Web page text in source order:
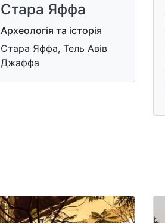
Стара Яффа
Археологія та історія
Стара Яффа, Тель Авів
Джаффа